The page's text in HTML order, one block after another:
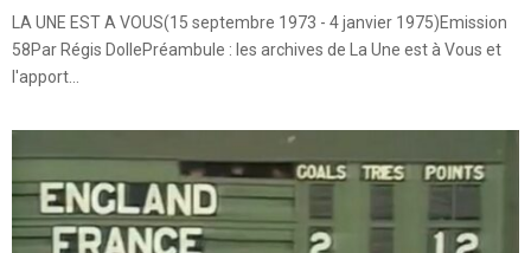
LA UNE EST A VOUS(15 septembre 1973 - 4 janvier 1975)Emission
58Par Régis DollePréambule : les archives de La Une est à Vous et
l'apport...